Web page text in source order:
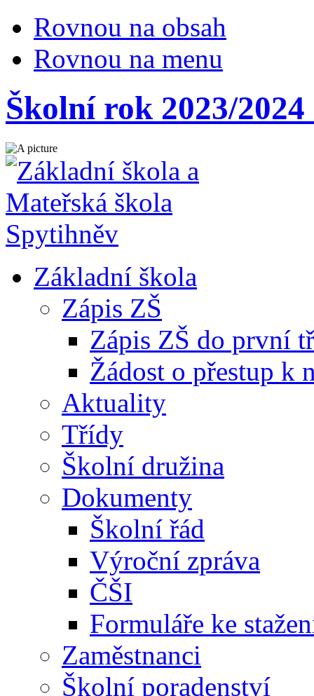
Rovnou na obsah
Rovnou na menu
Školní rok 2023/
Základní škola
Zápis ZŠ
Zápis ZŠ do první
Žádost o přestup k
Aktuality
Třídy
Školní družina
Dokumenty
Školní řád
Výroční zpráva
ČŠI
Formuláře ke
Zaměstnanci
Školní poradenství